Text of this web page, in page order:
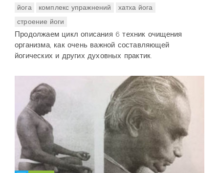
йога
комплекс упражнений
хатха йога
строение йоги
Продолжаем цикл описания 6 техник очищения
организма, как очень важной составляющей
йогических и других духовных практик.